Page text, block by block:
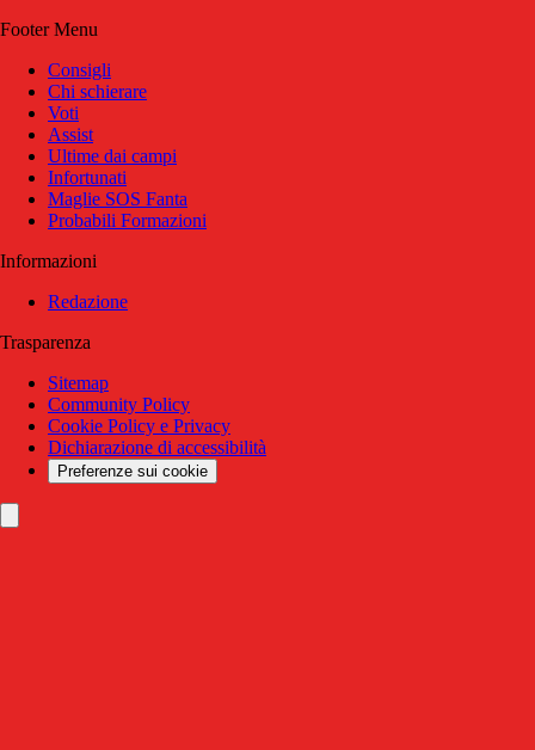
Footer Menu
Consigli
Chi schierare
Voti
Assist
Ultime dai campi
Infortunati
Maglie SOS Fanta
Probabili Formazioni
Informazioni
Redazione
Trasparenza
Sitemap
Community Policy
Cookie Policy e Privacy
Dichiarazione di accessibilità
Preferenze sui cookie